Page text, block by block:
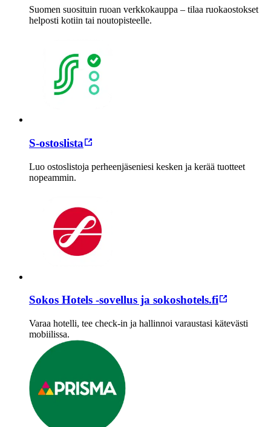
Suomen suosituin ruoan verkkokauppa – tilaa ruokaostokset
helposti kotiin tai noutopisteelle.
S-ostoslista
Luo ostoslistoja perheenjäseniesi kesken ja kerää tuotteet
nopeammin.
Sokos Hotels -sovellus ja sokoshotels.fi
Varaa hotelli, tee check-in ja hallinnoi varaustasi kätevästi
mobiilissa.